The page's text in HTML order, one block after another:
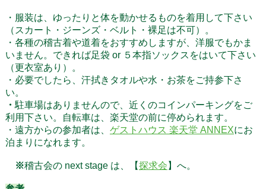
・服装は、ゆったりと体を動かせるものを着用して下さい
（スカート・ジーンズ・ベルト・裸足は不可）。
・各種の稽古着や道着をおすすめしますが、洋服でもかま
いません。できれば足袋 or ５本指ソックスをはいて下さい
（更衣室あり）。
・必要でしたら、汗拭きタオルや水・お茶をご持参下さ
い。
・ 駐車場はありませんので、近くのコインパーキングをご
利用下さい。自転車は、楽天堂の前に停められます。
・遠方からの参加者は、 ゲストハウス 楽天堂 ANNEXにお
泊まりになれます。
※稽古会の next stage は、【探求会 】へ。